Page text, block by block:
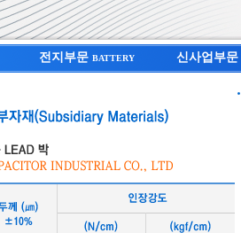
전지부문 BATTERY 신사업부문